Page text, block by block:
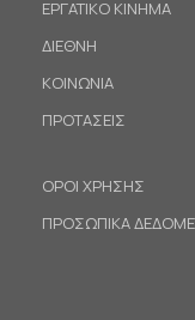
ΕΡΓΑΤΙΚΟ ΚΙΝΗΜΑ
ΔΙΕΘΝΗ
ΚΟΙΝΩΝΙΑ
ΠΡΟΤΑΣΕΙΣ
ΟΡΟΙ ΧΡΗΣΗΣ
ΠΡΟΣΩΠΙΚΑ